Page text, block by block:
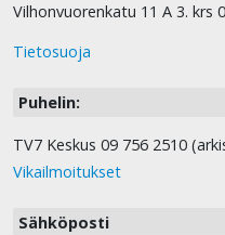
Vilhonvuorenkatu 11 A 3. krs
Tietosuoja
Puhelin:
TV7 Keskus 09 756 2510
Vikailmoitukset
Sähköposti